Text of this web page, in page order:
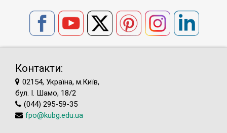
Контакти:
02154, Україна, м.Київ,
бул. І. Шамо, 18/2
(044) 295-59-35
fpo@kubg.edu.ua